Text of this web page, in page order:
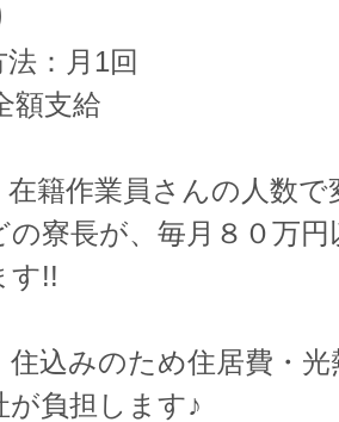
法：月1回
額支給
籍作業員さんの人数で
寮長が、毎月８０万円
す!!
込みのため住居費・
が負担します♪